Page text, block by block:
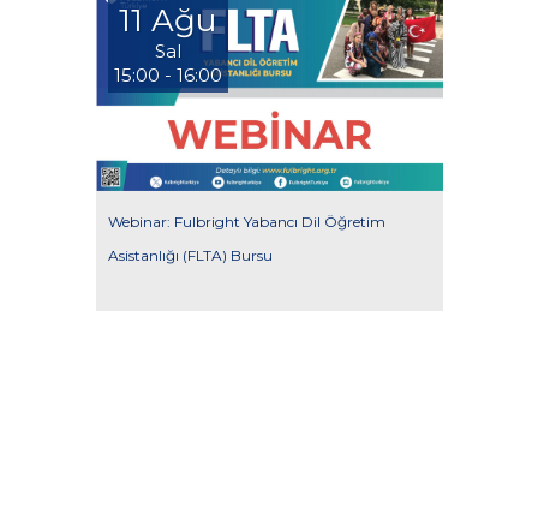
11 Ağu
Sal
15:00 - 16:00
Webinar: Fulbright Yabancı Dil Öğretim
Asistanlığı (FLTA) Bursu